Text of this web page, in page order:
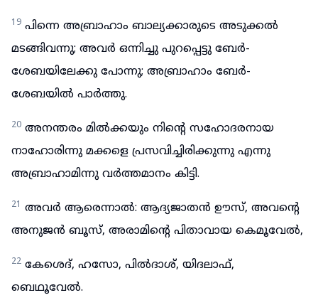
19 പിന്നെ അബ്രാഹാം ബാല്യക്കാരുടെ അടുക്കൽ
മടങ്ങിവന്നു; അവർ ഒന്നിച്ചു പുറപ്പെട്ടു ബേർ-
ശേബയിലേക്കു പോന്നു; അബ്രാഹാം ബേർ-
ശേബയിൽ പാർത്തു.
20 അനന്തരം മിൽക്കയും നിന്റെ സഹോദരനായ
നാഹോരിന്നു മക്കളെ പ്രസവിച്ചിരിക്കുന്നു എന്നു
അബ്രാഹാമിന്നു വർത്തമാനം കിട്ടി.
21 അവർ ആരെന്നാൽ: ആദ്യജാതൻ ഊസ്, അവന്റെ
അനുജൻ ബൂസ്, അരാമിന്റെ പിതാവായ കെമൂവേൽ,
22 കേശെദ്, ഹസോ, പിൽദാശ്, യിദലാഫ്,
ബെഥൂവേൽ.